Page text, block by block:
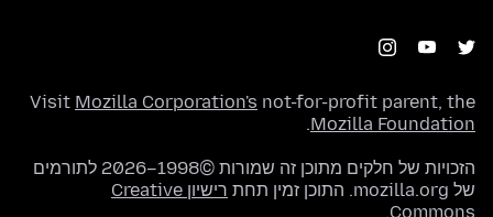
Visit Mozilla Corporation's not-for-profit parent, the
Mozilla Foundation
.
הזכויות של חלקים מתוכן זה שמורות ©1998–2026 לתורמים
של mozilla.org. התוכן זמין תחת
רישיון Creative
Commons
.